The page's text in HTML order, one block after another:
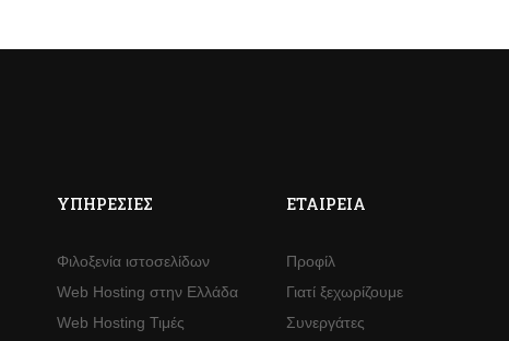
ΥΠΗΡΕΣΊΕΣ
Φιλοξενία ιστοσελίδων
Web Hosting στην Ελλάδα
Web Hosting Τιμές
ΕΤΑΙΡΕΊΑ
Προφίλ
Γιατί ξεχωρίζουμε
Συνεργάτες